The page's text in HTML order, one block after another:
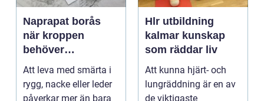
Naprapat borås
när kroppen
behöver
professionell
manuell
behandling
Att leva med smärta i
rygg, nacke eller leder
påverkar mer än bara
Hlr utbildning
kalmar kunskap
som räddar liv
Att kunna hjärt- och
lungräddning är en av
de viktigaste